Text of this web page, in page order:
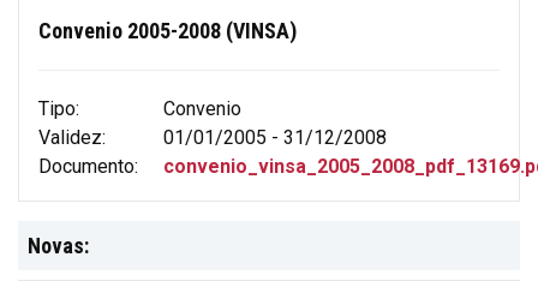
Convenio 2005-2008 (VINSA)
Tipo:
Convenio
Validez:
01/01/2005 - 31/12/2008
Documento:
Novas: